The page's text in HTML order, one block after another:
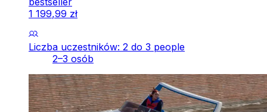
1 199,99 zł
Liczba uczestników: 2 do 3 people
2–3 osób